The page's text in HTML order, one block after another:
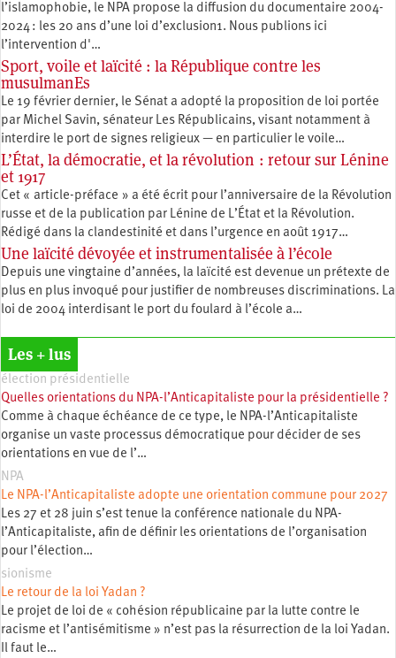
l’islamophobie, le NPA propose la diffusion du documentaire 2004-
2024 : les 20 ans d’une loi d’exclusion1. Nous publions ici
l’intervention d'…
Sport, voile et laïcité : la République contre les
musulmanEs
Le 19 février dernier, le Sénat a adopté la proposition de loi portée
par Michel Savin, sénateur Les Républicains, visant notamment à
interdire le port de signes religieux — en particulier le voile…
L’État, la démocratie, et la révolution : retour sur Lénine
et 1917
Cet « article-préface » a été écrit pour l’anniversaire de la Révolution
russe et de la publication par Lénine de L’État et la Révolution.
Rédigé dans la clandestinité et dans l’urgence en août 1917…
Une laïcité dévoyée et instrumentalisée à l’école
Depuis une vingtaine d’années, la laïcité est devenue un prétexte de
plus en plus invoqué pour justifier de nombreuses discriminations. La
loi de 2004 interdisant le port du foulard à l’école a…
Les + lus
élection présidentielle
Quelles orientations du NPA-l’Anticapitaliste pour la présidentielle ?
Comme à chaque échéance de ce type, le NPA-l’Anticapitaliste
organise un vaste processus démocratique pour décider de ses
orientations en vue de l’…
NPA
Le NPA-l’Anticapitaliste adopte une orientation commune pour 2027
Les 27 et 28 juin s’est tenue la conférence nationale du NPA-
l’Anticapitaliste, afin de définir les orientations de l’organisation
pour l’élection…
sionisme
Le retour de la loi Yadan ?
Le projet de loi de « cohésion républicaine par la lutte contre le
racisme et l’antisémitisme » n’est pas la résurrection de la loi Yadan.
Il faut le…